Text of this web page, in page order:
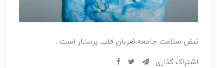
نبض سلامت جامعه،ضربان قلب پرستار است .
اشتراک گذاری: